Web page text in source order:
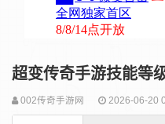
超变传奇手游技能等
002传奇手游网 2026-06-20